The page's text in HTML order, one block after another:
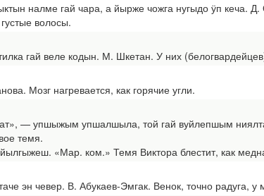
налме гай чара, а йырже чожга нугыдо ӱп кеча.
волосы.
гай веле кодын. М. Шкетан. У них
Мозг нагревается, как горячие угли.
— упшыжым упшалшыла, той гай вуйлепшым
темя.
«Мар. ком.» Темя Виктора блестит, как
эн чевер. В. Абукаев-Эмгак. Венок, точно радуга, у